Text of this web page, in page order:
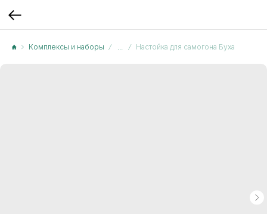
Комплексы и наборы ... Настойка для самогона Буха